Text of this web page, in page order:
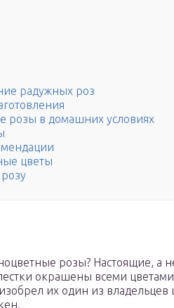
радужных роз
розы в домашних условиях
цветы
розы? Настоящие, а
окрашены всеми
их один из